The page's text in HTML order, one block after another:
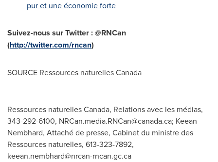
pur et une économie forte
Suivez-nous sur Twitter : @RNCan
(http://twitter.com/rncan)
SOURCE Ressources naturellesCanada
Ressources naturelles Canada, Relations avec les médias,
343-292-6100, NRCan.media.RNCan@canada.ca; Keean
Nembhard, Attaché de presse, Cabinet du ministre des
Ressources naturelles, 613-323-7892,
keean.nembhard@nrcan-rncan.gc.ca